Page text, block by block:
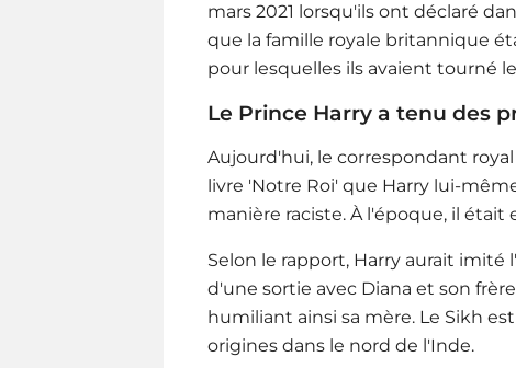
mars 2021 lorsqu'ils ont déclaré
que la famille royale britannique
pour lesquelles ils avaient tourné
Le Prince Harry a tenu des
Aujourd'hui, le correspondant
livre 'Notre Roi' que Harry lui-
manière raciste. À l'époque, il
Selon le rapport, Harry aurait
d'une sortie avec Diana et son
humiliant ainsi sa mère. Le Sikh
origines dans le nord de l'Inde.